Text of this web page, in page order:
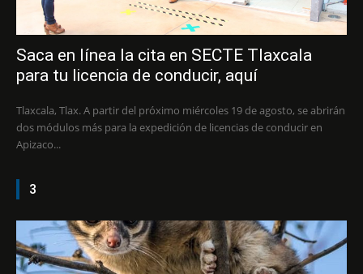
Saca en línea la cita en SECTE Tlaxcala
para tu licencia de conducir, aquí
Tlaxcala, Tlax. A partir del próximo miércoles 19 de agosto, se abrirán
dos módulos más para la expedición de licencias de conducir en
Apizaco...
3